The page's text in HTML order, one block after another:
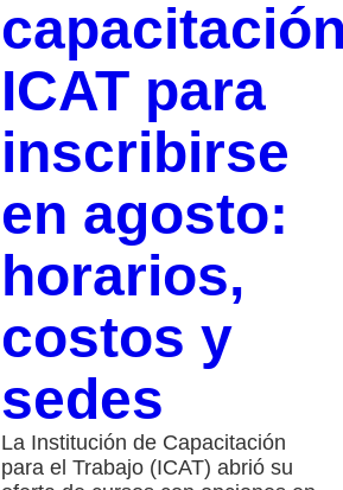
ICAT para
inscribirse
en agosto:
horarios,
costos y
sedes
La Institución de Capacitación
para el Trabajo (ICAT) abrió su